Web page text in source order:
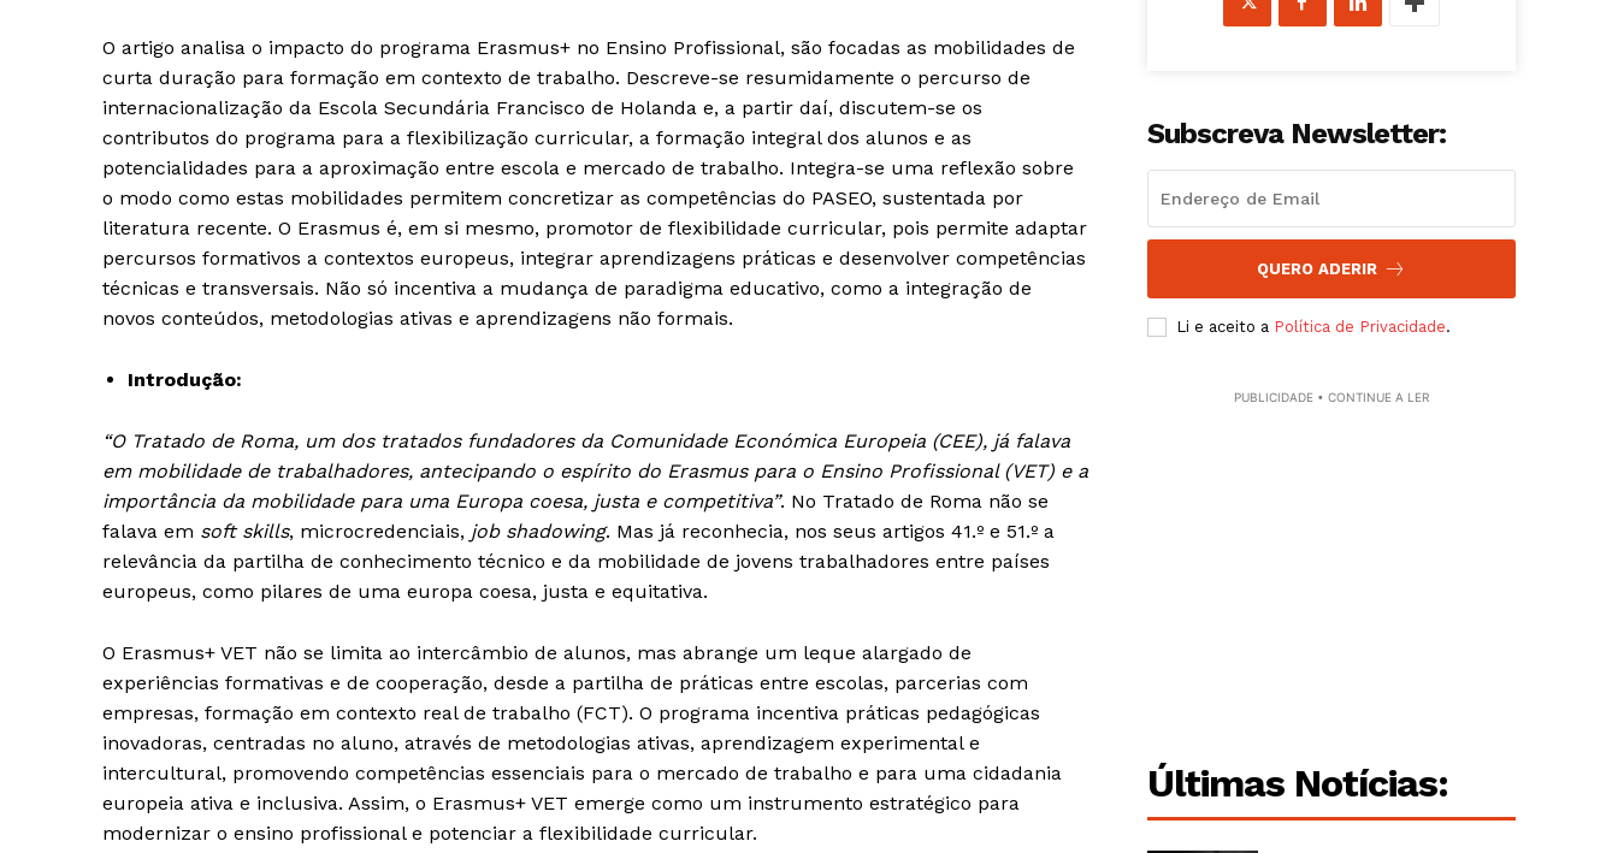
O artigo analisa o impacto do programa Erasmus+ no Ensino Profissional, são focadas as mobilidades de
curta duração para formação em contexto de trabalho. Descreve-se resumidamente o percurso de
internacionalização da Escola Secundária Francisco de Holanda e, a partir daí, discutem-se os
contributos do programa para a flexibilização curricular, a formação integral dos alunos e as
potencialidades para a aproximação entre escola e mercado de trabalho. Integra-se uma reflexão sobre
o modo como estas mobilidades permitem concretizar as competências do PASEO, sustentada por
literatura recente. O Erasmus é, em si mesmo, promotor de flexibilidade curricular, pois permite adaptar
percursos formativos a contextos europeus, integrar aprendizagens práticas e desenvolver competências
técnicas e transversais. Não só incentiva a mudança de paradigma educativo, como a integração de
novos conteúdos, metodologias ativas e aprendizagens não formais.
Introdução:
“O Tratado de Roma, um dos tratados fundadores da Comunidade Económica Europeia (CEE), já falava
em mobilidade de trabalhadores, antecipando o espírito do Erasmus para o Ensino Profissional (VET) e a
importância da mobilidade para uma Europa coesa, justa e competitiva”. No Tratado de Roma não se
falava em soft skills, microcredenciais, job shadowing. Mas já reconhecia, nos seus artigos 41.º e 51.º a
relevância da partilha de conhecimento técnico e da mobilidade de jovens trabalhadores entre países
europeus, como pilares de uma europa coesa, justa e equitativa.
O Erasmus+ VET não se limita ao intercâmbio de alunos, mas abrange um leque alargado de
experiências formativas e de cooperação, desde a partilha de práticas entre escolas, parcerias com
empresas, formação em contexto real de trabalho (FCT). O programa incentiva práticas pedagógicas
inovadoras, centradas no aluno, através de metodologias ativas, aprendizagem experimental e
intercultural, promovendo competências essenciais para o mercado de trabalho e para uma cidadania
europeia ativa e inclusiva. Assim, o Erasmus+ VET emerge como um instrumento estratégico para
modernizar o ensino profissional e potenciar a flexibilidade curricular.
Subscreva Newsletter:
QUERO ADERIR
Li e aceito a Política de Privacidade.
PUBLICIDADE • CONTINUE A LER
Últimas Notícias: